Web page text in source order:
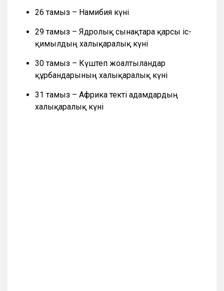
26 тамыз – Намибия күні
29 тамыз – Ядролық сынақтарға қарсы іс-
қимылдың халықаралық күні
30 тамыз – Күштеп жоғалтылғандар
құрбандарының халықаралық күні
31 тамыз – Африка текті адамдардың
халықаралық күні